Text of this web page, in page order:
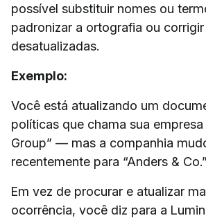
possível substituir nomes ou
padronizar a ortografia ou
desatualizadas.
Exemplo:
Você está atualizando um
políticas que chama sua empresa
Group” — mas a companhia
recentemente para “Anders & Co.”
Em vez de procurar e atualizar
ocorrência, você diz para a